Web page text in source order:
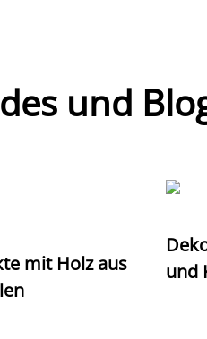
und
mit Holz aus
und